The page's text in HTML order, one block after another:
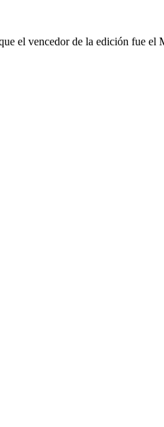
el vencedor de la edición fue el